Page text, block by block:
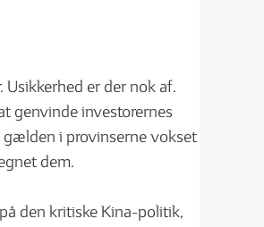
Usikkerhed er der nok af.
genvinde investorernes
i provinserne vokset
dem.
den kritiske Kina-politik,